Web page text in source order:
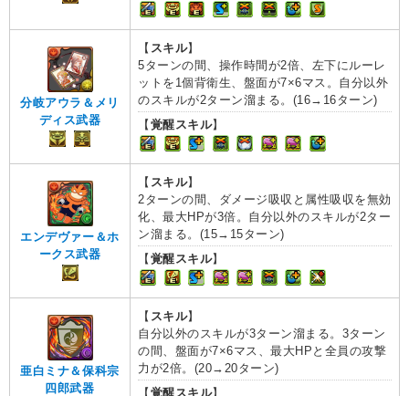
分岐アウラ＆メリ
ディス武器
【 スキル】
5ターンの間、操作時間が2倍、左下にルーレ
ットを1個背衛生、盤面が7×6マス。自分以外
のスキルが2ターン溜まる。(16→16ターン)
【覚醒スキル】
エンデヴァー＆ホ
ークス武器
【 スキル】
2ターンの間、ダメージ吸収と属性吸収を無効
化、最大HPが3倍。自分以外のスキルが2ター
ン溜まる。(15→15ターン)
【覚醒スキル】
亜白ミナ＆保科宗
四郎武器
【 スキル】
自分以外のスキルが3ターン溜まる。3ターン
の間、盤面が7×6マス、最大HPと全員の攻撃
力が2倍。(20→20ターン)
【覚醒スキル】